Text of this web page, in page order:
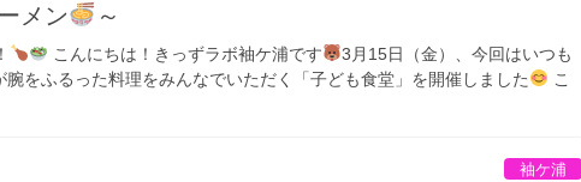
メン ～
こんにちは！きっずラボ袖ケ浦です
3月15日（金）、今回はいつも
をふるった料理をみんなでいただく「子ども食堂」を開催しました
こ
袖ケ浦